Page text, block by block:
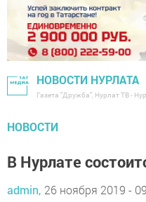
НОВОСТИ НУРЛАТА
Газета "Дружба", Нурлат ТВ -
НОВОСТИ
В Нурлате
admin, 26 ноября 2019 -